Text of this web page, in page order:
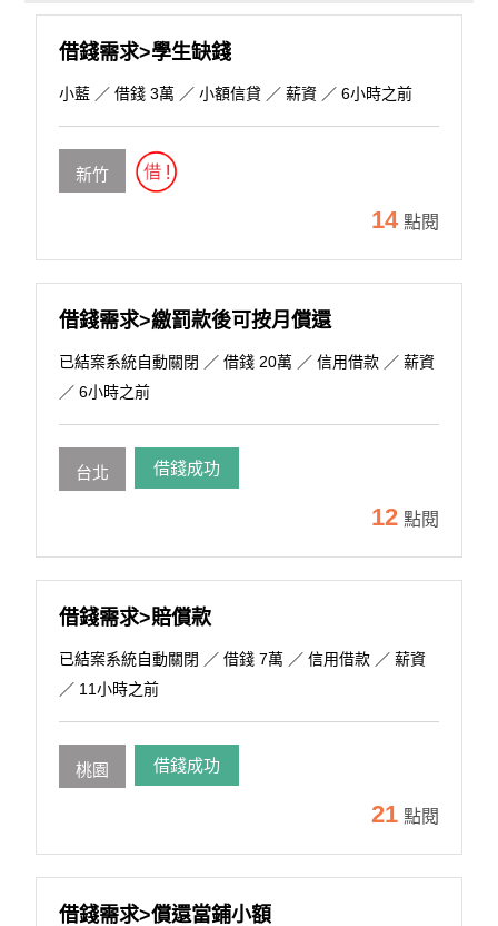
借錢需求>學生缺錢
小藍 ／ 借錢 3萬 ／ 小額信貸 ／ 薪資 ／ 6小時之前
新竹
14 點閱
借錢需求>繳罰款後可按月償還
已結案系統自動關閉 ／ 借錢 20萬 ／ 信用借款 ／ 薪資
／ 6小時之前
台北 借錢成功
12 點閱
借錢需求>賠償款
已結案系統自動關閉 ／ 借錢 7萬 ／ 信用借款 ／ 薪資
／ 11小時之前
桃園 借錢成功
21 點閱
借錢需求>償還當鋪小額